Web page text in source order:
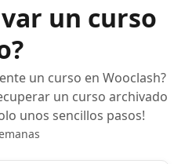
un curso
un curso en Wooclash?
un curso archivado
unos sencillos pasos!